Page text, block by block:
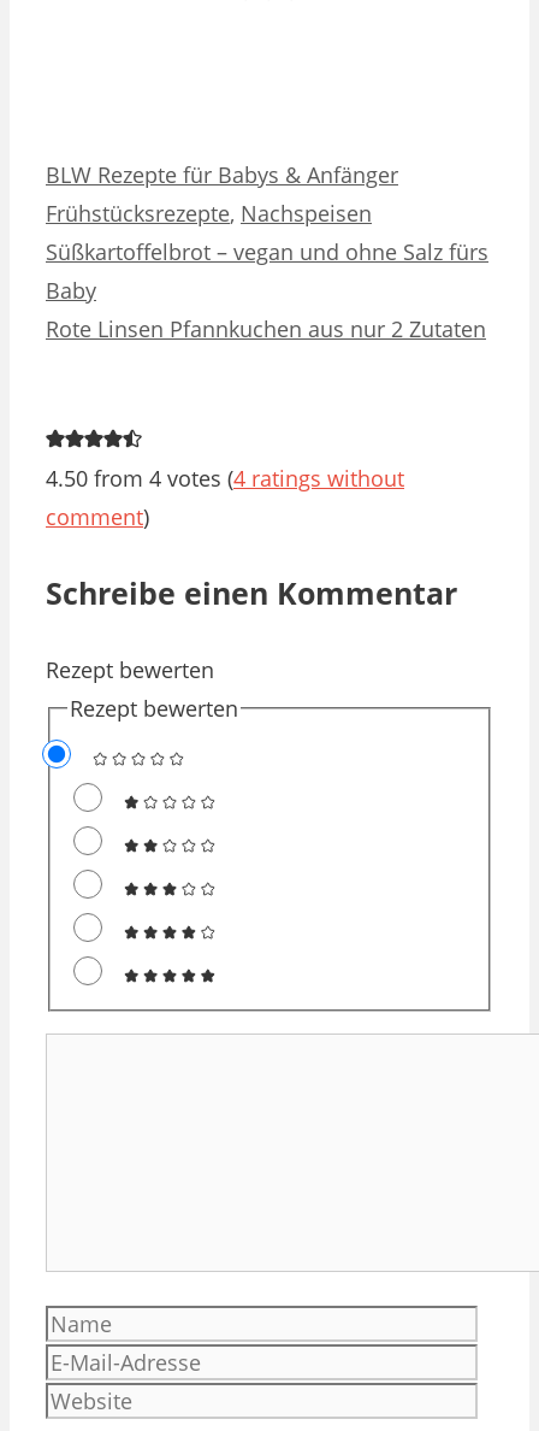
Kategorien
BLW Rezepte für Babys & AnfängerSchlagwörter
Frühstücksrezepte, Nachspeisen
Süßkartoffelbrot – vegan und ohne Salz fürs
Baby
Rote Linsen Pfannkuchen aus nur 2 Zutaten
4.50 from 4 votes (4 ratings without
comment)
Schreibe einen Kommentar
Rezept bewerten
Rezept bewerten
Name